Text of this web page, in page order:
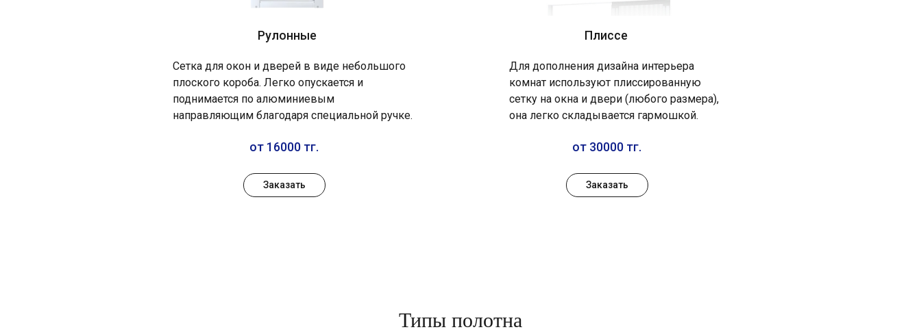
от 16000 тг.
Плиссе
Для дополнения дизайна интерьера
комнат используют плиссированную
сетку на окна и двери (любого размера),
она легко складывается гармошкой.
от 30000 тг.
Заказать
Заказать
Рулонные
Сетка для окон и дверей в виде небольшого
плоского короба. Легко опускается и
поднимается по алюминиевым
направляющим благодаря специальной ручке.
Типы полотна